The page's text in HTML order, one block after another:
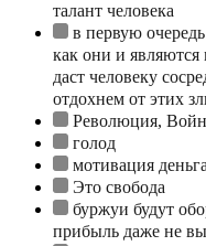
талант человека
в первую
как они и являются
даст человеку
отдохнем от этих
Революция,
голод
мотивация
Это свобода
буржуи будут
прибыль даже не